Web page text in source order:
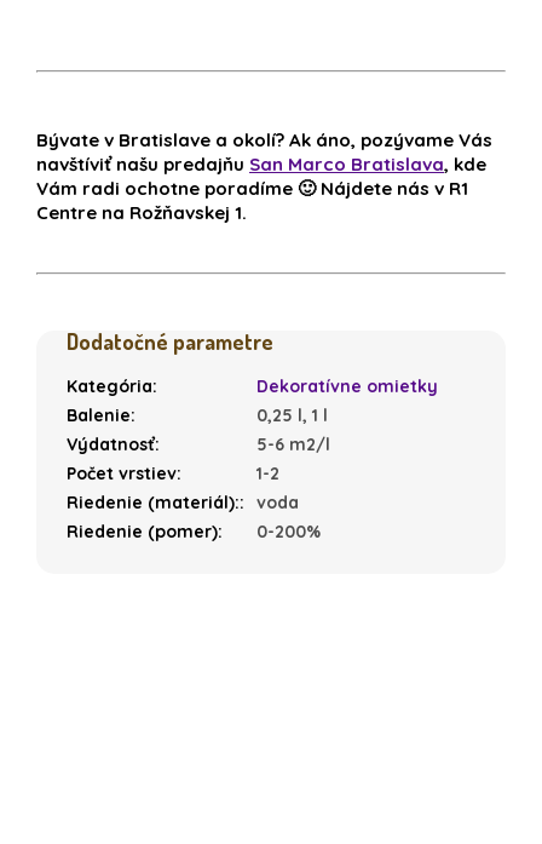
Bývate v Bratislave a okolí? Ak áno, pozývame Vás
navštíviť našu predajňu San Marco Bratislava, kde
Vám radi ochotne poradíme 🙂 Nájdete nás v R1
Centre na Rožňavskej 1.
Dodatočné parametre
Kategória:
Dekoratívne omietky
Balenie:
0,25 l, 1 l
Výdatnosť:
5-6 m2/l
Počet vrstiev:
1-2
Riedenie (materiál)::
voda
Riedenie (pomer): 0-200%